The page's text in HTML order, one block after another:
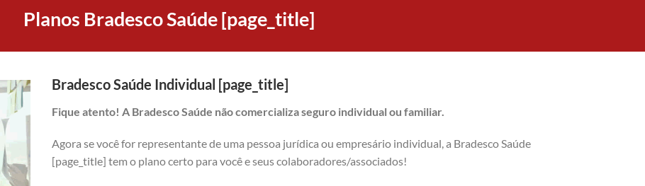
Planos Bradesco Saúde [page_title]
Bradesco Saúde Individual [page_title]
Fique atento! A Bradesco Saúde não comercializa seguro individual ou familiar.
Agora se você for representante de uma pessoa jurídica ou empresário individual, a Bradesco Saúde
[page_title] tem o plano certo para você e seus colaboradores/associados!